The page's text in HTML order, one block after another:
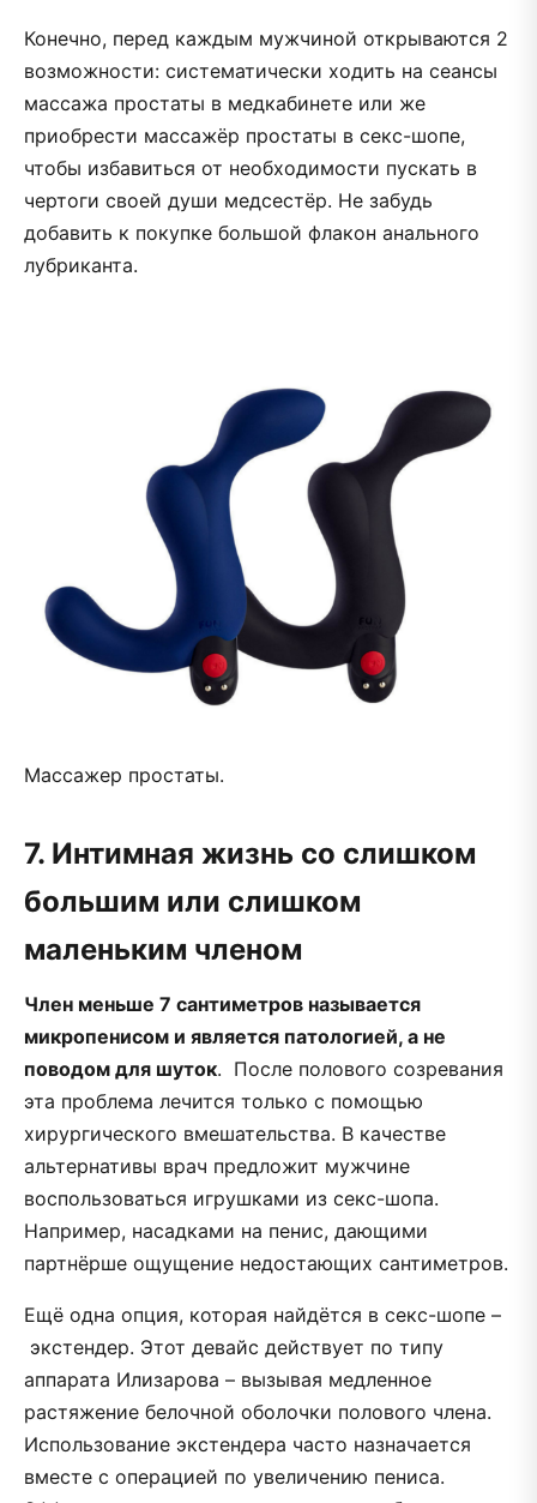
Конечно, перед каждым мужчиной открываются 2
возможности: систематически ходить на сеансы
массажа простаты в медкабинете или же
приобрести массажёр простаты в секс-шопе,
чтобы избавиться от необходимости пускать в
чертоги своей души медсестёр. Не забудь
добавить к покупке большой флакон анального
лубриканта.
Массажер простаты.
7. Интимная жизнь со слишком
большим или слишком
маленьким членом
Член меньше 7 сантиметров называется
микропенисом и является патологией, а не
поводом для шуток. После полового созревания
эта проблема лечится только с помощью
хирургического вмешательства. В качестве
альтернативы врач предложит мужчине
воспользоваться игрушками из секс-шопа.
Например, насадками на пенис, дающими
партнёрше ощущение недостающих сантиметров.
Ещё одна опция, которая найдётся в секс-шопе –
экстендер. Этот девайс действует по типу
аппарата Илизарова – вызывая медленное
растяжение белочной оболочки полового члена.
Использование экстендера часто назначается
вместе с операцией по увеличению пениса.